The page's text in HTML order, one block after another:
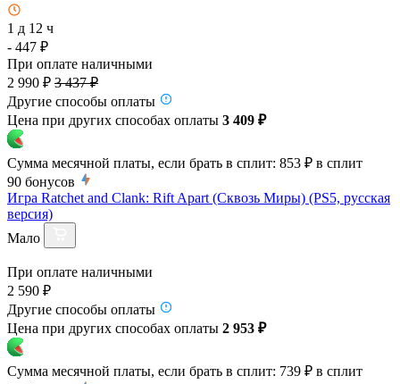
1 д 12 ч
- 447 ₽
При оплате наличными
2 990 ₽ 3 437 ₽
Другие способы оплаты
Цена при других способах оплаты 3 409 ₽
Сумма месячной платы, если брать в сплит: 853 ₽ в сплит
90 бонусов
Игра Ratchet and Clank: Rift Apart (Сквозь Миры) (PS5, русская
версия)
Мало
При оплате наличными
2 590 ₽
Другие способы оплаты
Цена при других способах оплаты 2 953 ₽
Сумма месячной платы, если брать в сплит: 739 ₽ в сплит